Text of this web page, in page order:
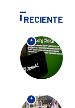
RECIENTE
*
*